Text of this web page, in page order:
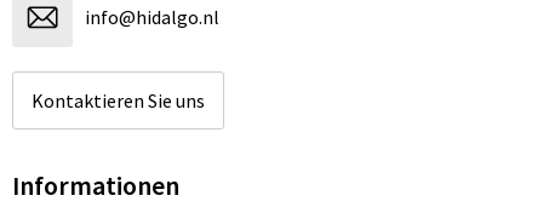
info@hidalgo.nl
Kontaktieren Sie uns
Informationen